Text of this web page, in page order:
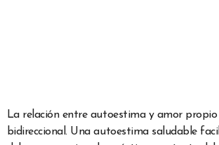
La relación entre autoestima y amor
bidireccional. Una autoestima saludable